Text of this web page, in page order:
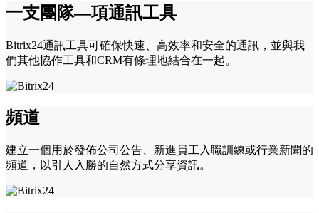
一支團隊—項通訊工具
Bitrix24通訊工具可確保快速、高效率和安全的通訊，並與我
們其他協作工具和CRM有條理地結合在一起。
頻道
建立一個用於發佈公司公告、新進員工入職訓練或行業新聞的
頻道，以引人入勝的自然方式分享資訊。